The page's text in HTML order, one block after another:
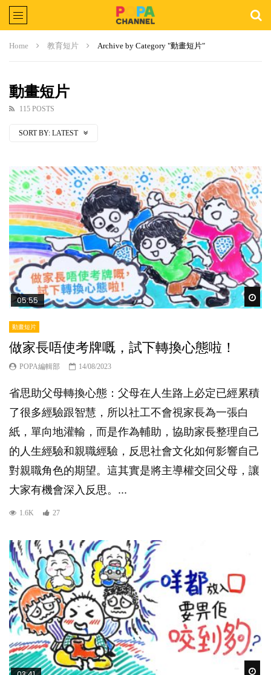
Home 教育短片 Archive by Category "動畫短片"
動畫短片
115 POSTS
SORT BY: LATEST
05:55
動畫短片
做家長唔使考牌嘅，試下轉換心態啦！
POPA編輯部 14/08/2023
省思助父母轉換心態：父母在人生路上必定已經累積
了很多經驗跟智慧，所以社工不會視家長為一張白
紙，單向地灌輸，而是作為輔助，協助家長整理自己
的人生經驗和親職經驗，反思社會文化如何影響自己
對親職角色的期望。這其實是將主導權交回父母，讓
大家有機會深入反思。...
1.6K 27